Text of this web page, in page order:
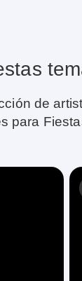
de
para